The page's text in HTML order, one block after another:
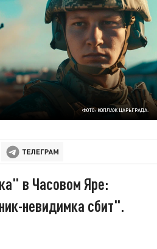
ФОТО: КОЛЛАЖ ЦАРЬГРАДА.
в Часовом Яре:
невидимка сбит".